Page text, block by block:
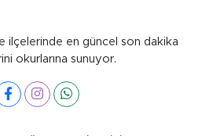
ilçelerinde en güncel son dakika
okurlarına sunuyor.